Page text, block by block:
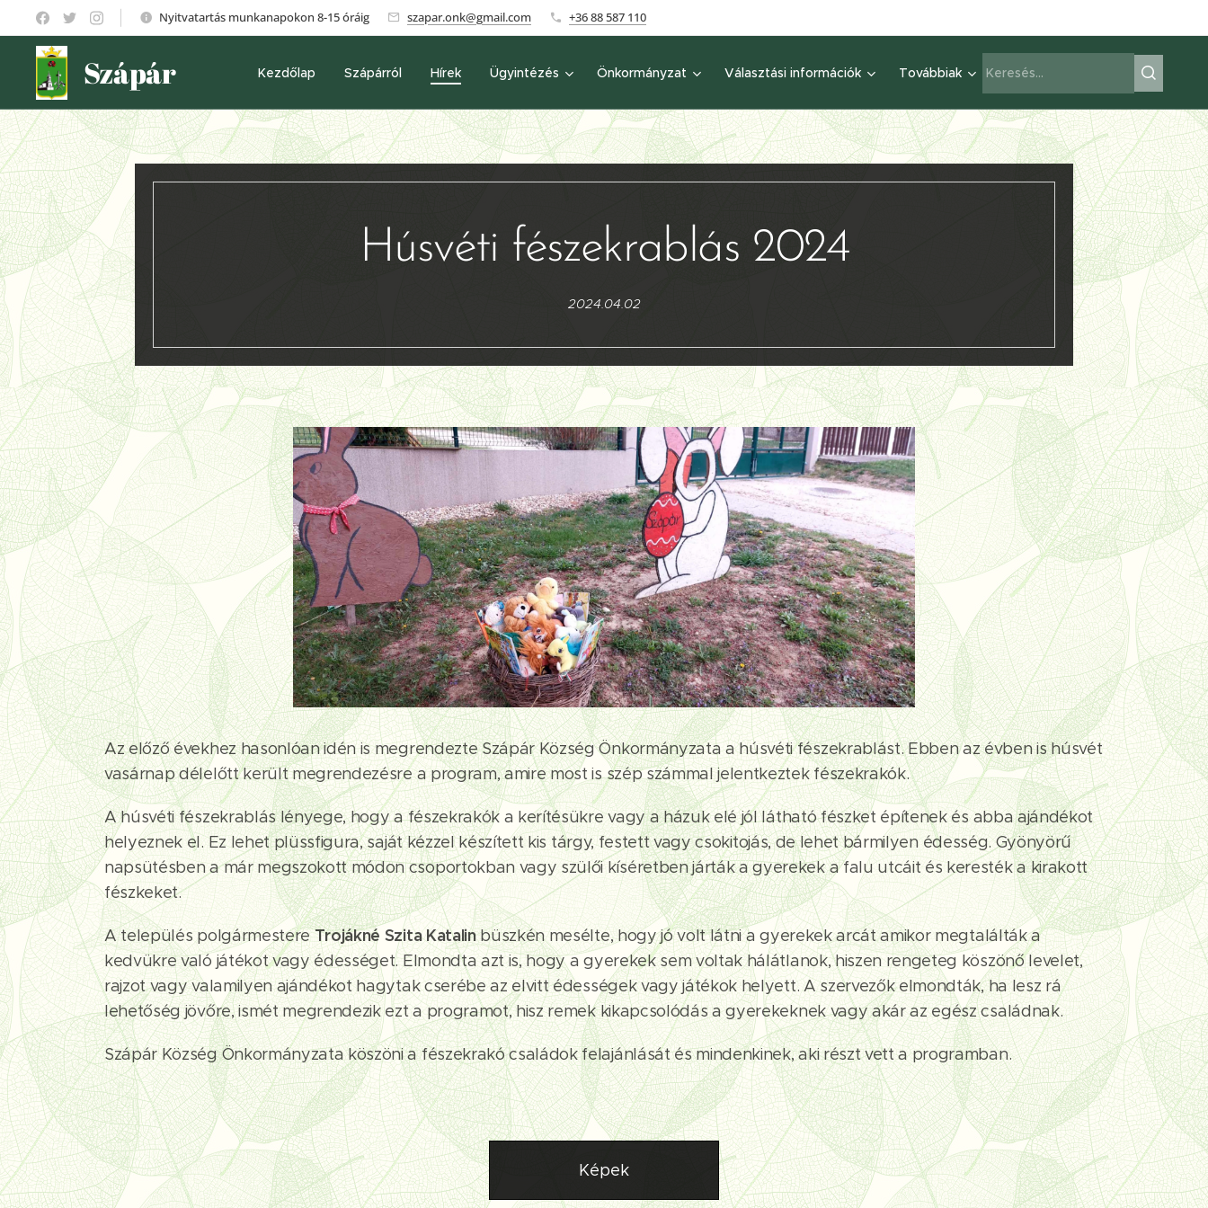
Nyitvatartás munkanapokon 8-15 óráig szapar.onk@gmail.com +36 88 587 110
Szápár Kezdőlap Szápárról Hírek Ügyintézés Önkormányzat Választási információk Továbbiak
Húsvéti fészekrablás 2024
2024.04.02
Az előző évekhez hasonlóan idén is megrendezte Szápár Község Önkormányzata a húsvéti fészekrablást. Ebben az évben is húsvét
vasárnap délelőtt került megrendezésre a program, amire most is szép számmal jelentkeztek fészekrakók.
A húsvéti fészekrablás lényege, hogy a fészekrakók a kerítésükre vagy a házuk elé jól látható fészket építenek és abba ajándékot
helyeznek el. Ez lehet plüssfigura, saját kézzel készített kis tárgy, festett vagy csokitojás, de lehet bármilyen édesség. Gyönyörű
napsütésben a már megszokott módon csoportokban vagy szülői kíséretben járták a gyerekek a falu utcáit és keresték a kirakott
fészkeket.
A település polgármestereTrojákné Szita Katalinbüszkén mesélte, hogy jó volt látni a gyerekek arcát amikor megtalálták a
kedvükre való játékot vagy édességet. Elmondta azt is, hogy a gyerekek sem voltak hálátlanok, hiszen rengeteg köszönő levelet,
rajzot vagy valamilyen ajándékot hagytak cserébe az elvitt édességek vagy játékok helyett. A szervezők elmondták, ha lesz rá
lehetőség jövőre, ismét megrendezik ezt a programot, hisz remek kikapcsolódás a gyerekeknek vagy akár az egész családnak.
Szápár Község Önkormányzata köszöni a fészekrakó családok felajánlását és mindenkinek, aki részt vett a programban.
Képek